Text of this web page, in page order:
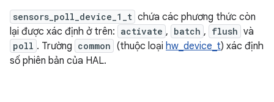
sensors_poll_device_1_t chứa các phương thức còn
lại được xác định ở trên: activate , batch , flush và
poll . Trường common (thuộc loại hw_device_t) xác định
số phiên bản của HAL.